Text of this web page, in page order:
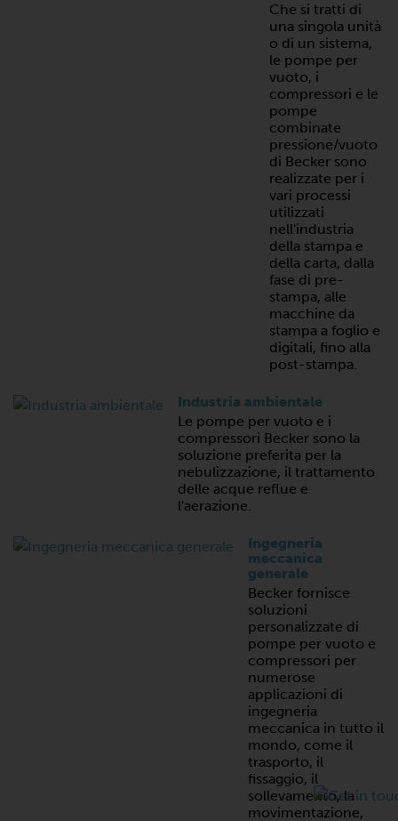
Che si tratti di
una singola unità
o di un sistema,
le pompe per
vuoto, i
compressori e le
pompe
combinate
pressione/vuoto
di Becker sono
realizzate per i
vari processi
utilizzati
nell'industria
della stampa e
della carta, dalla
fase di pre-
stampa, alle
macchine da
stampa a foglio e
digitali, fino alla
post-stampa.
Industria ambientale
Le pompe per vuoto e i
compressori Becker sono la
soluzione preferita per la
nebulizzazione, il trattamento
delle acque reflue e
l'aerazione.
Ingegneria
meccanica
generale
Becker fornisce
soluzioni
personalizzate di
pompe per vuoto e
compressori per
numerose
applicazioni di
ingegneria
meccanica in tutto il
mondo, come il
trasporto, il
fissaggio, il
sollevamento, la
movimentazione,